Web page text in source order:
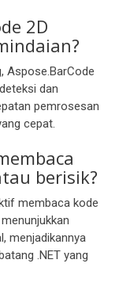
2D
Aspose.BarCode
dan
pemrosesan
cepat.
berisik?
membaca kode
menjadikannya
.NET yang